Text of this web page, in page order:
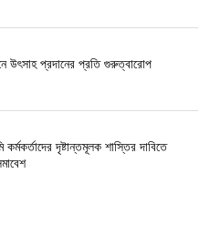
উৎসাহ প্রদানের প্রতি গুরুত্বারোপ
কর্মকর্তাদের দৃষ্টান্তমূলক শাস্তির দাবিতে